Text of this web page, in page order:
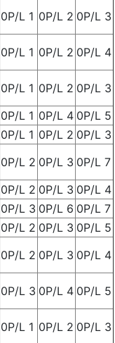
0P/L 1 0P/L 2 0P/L 3
0P/L 1 0P/L 2 0P/L 4
0P/L 1 0P/L 2 0P/L 3
0P/L 1 0P/L 4 0P/L 5
0P/L 1 0P/L 2 0P/L 3
0P/L 2 0P/L 3 0P/L 7
0P/L 2 0P/L 3 0P/L 4
0P/L 3 0P/L 6 0P/L 7
0P/L 2 0P/L 3 0P/L 5
0P/L 2 0P/L 3 0P/L 4
0P/L 3 0P/L 4 0P/L 5
0P/L 1 0P/L 2 0P/L 3